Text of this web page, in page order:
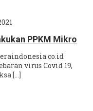
PPKM Mikro
virus Covid 19,
[…]